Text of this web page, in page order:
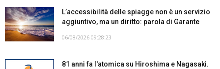
L’accessibilità delle spiagge non è un servizio
aggiuntivo, ma un diritto: parola di Garante
06/08/2026 09:28:23
81 anni fa l'atomica su Hiroshima e Nagasaki.